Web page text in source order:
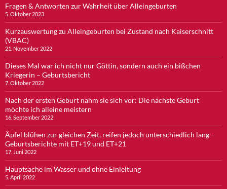
Fragen & Antworten zur Wahrheit über Alleingeburten
5. Oktober 2023
Kurzauswertung zu Alleingeburten bei Zustand nach Kaiserschnitt
(VBAC)
21. November 2022
Dieses Mal war ich nicht nur Göttin, sondern auch ein bißchen
Kriegerin – Geburtsbericht
7. Oktober 2022
Nach der ersten Geburt nahm sie sich vor: Die nächste Geburt
möchte ich alleine meistern
16. September 2022
Äpfel blühen zur gleichen Zeit, reifen jedoch unterschiedlich lang –
Geburtsberichte mit ET+19 und ET+21
17. Juni 2022
Hauptsache im Wasser und ohne Einleitung
5. April 2022